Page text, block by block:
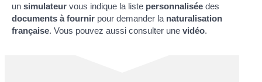
un simulateurvous indique la liste personnaliséedes
documents à fournirpour demander la naturalisation
française. Vous pouvez aussi consulter une vidéo.